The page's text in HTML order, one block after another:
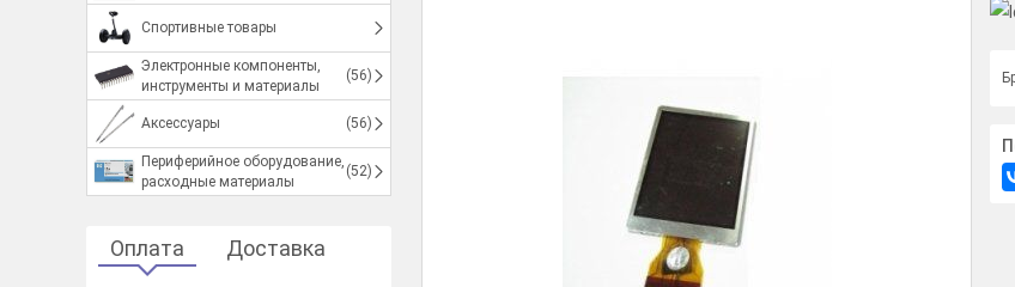
Спортивные товары
Электронные компоненты,
инструменты и материалы
(56)
Аксессуары (56)
Периферийное оборудование,
расходные материалы
(52)
Оплата Доставка